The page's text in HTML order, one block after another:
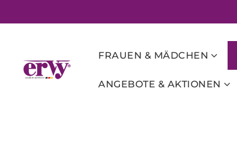
FRAUEN & MÄDCHEN
ANGEBOTE & AKTIONEN